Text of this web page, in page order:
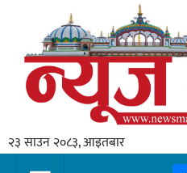
२३ साउन २०८३, आइतबार
गृहपृष्ठ
स्थानीय